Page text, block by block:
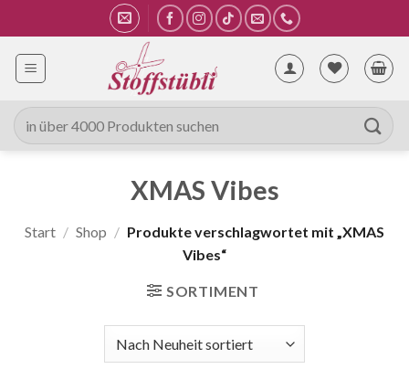
Inhalt
springen
Suche
nach:
XMAS Vibes
Start / Shop / Produkte verschlagwortet mit „XMAS
Vibes“
SORTIMENT